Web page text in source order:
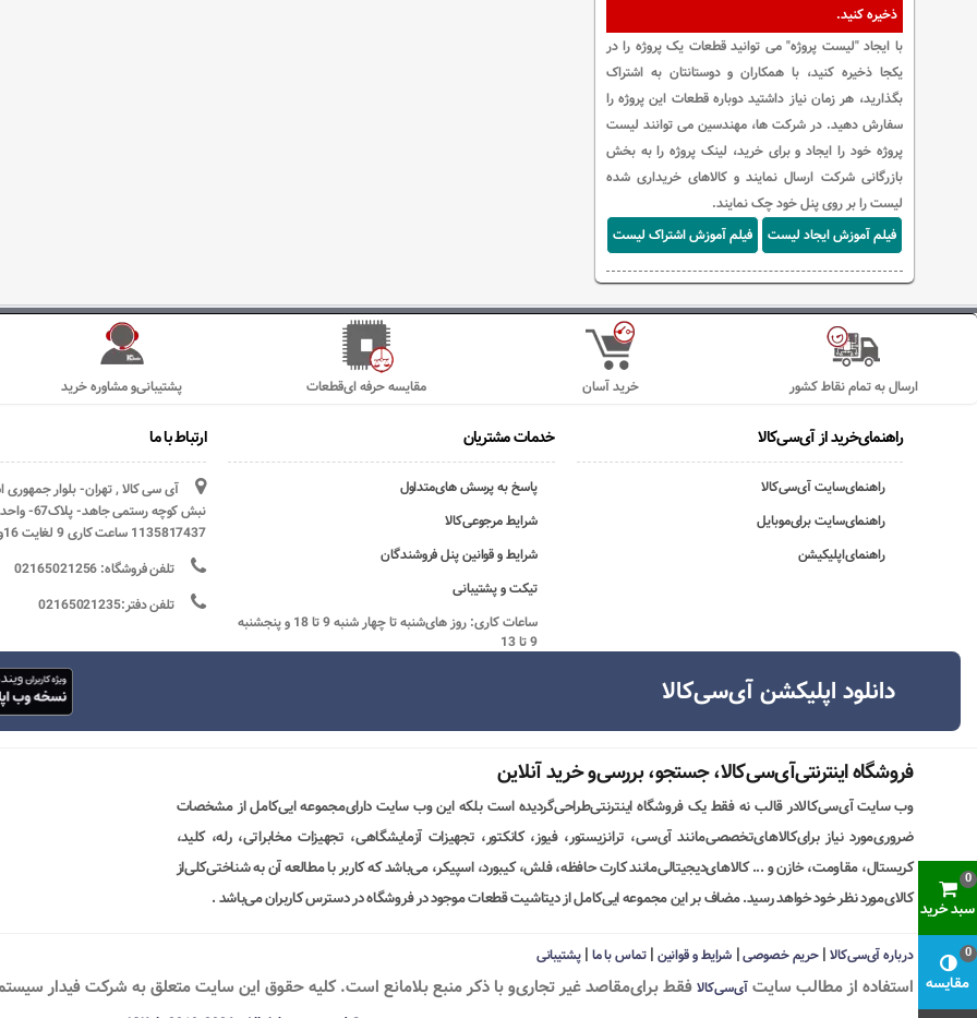
ذخیره کنید.
با ایجاد "لیست پروژه" می توانید قطعات یک پروژه را در
یکجا ذخیره کنید، با همکاران و دوستانتان به اشتراک
بگذارید، هر زمان نیاز داشتید دوباره قطعات این پروژه را
سفارش دهید. در شرکت ها، مهندسین می توانند لیست
پروژه خود را ایجاد و برای خرید، لینک پروژه را به بخش
بازرگانی شرکت ارسال نمایند و کالاهای خریداری شده
لیست را بر روی پنل خود چک نمایند.
فیلم آموزش ایجاد لیست
فیلم آموزش اشتراک لیست
پشتیبانی‌و مشاوره خرید مقایسه حرفه ای‌قطعات خرید آسان ارسال به تمام نقاط کشور
راهنمای‌خرید از آی‌سی‌کالا
راهنمای‌سایت آی‌سی‌کالا
راهنمای‌سایت برای‌موبایل
راهنمای‌اپلیکیشن
خدمات مشتریان
پاسخ به پرسش های‌متداول
شرایط مرجوعی‌کالا
شرایط و قوانین پنل فروشندگان
تیکت و پشتیبانی
ساعات کاری: روز های‌شنبه تا چهار شنبه 9 تا 18 و پنجشنبه
9 تا 13
ارتباط با ما
آی سی کالا , تهران- بلوار
1135817437 ساعت کاری 9 لغایت 16و پنج شنبه ها تعطیل
تلفن فروشگاه: 02165021256
تلفن دفتر:02165021235
دانلود اپلیکشن آی‌سی‌کالا
فروشگاه اینترنتی‌آی‌سی‌کالا، جستجو، بررسی‌و خرید آنلاین
وب سایت آی‌سی‌کالادر قالب نه فقط یک فروشگاه اینترنتی‌طراحی‌گردیده است بلکه این وب سایت دارای‌مجموعه ایی‌کامل از مشخصات
ضروری‌مورد نیاز برای‌کالاهای‌تخصصی‌مانند آی‌سی، ترانزیستور، فیوز، کانکتور، تجهیزات آزمایشگاهی، تجهیزات مخابراتی، رله، کلید،
کریستال، مقاومت، خازن و ... کالاهای‌دیجیتالی‌مانند کارت حافظه، فلش، کیبورد، اسپیکر، می‌باشد که کاربر با مطالعه آن به شناختی‌کلی‌از
کالای‌مورد نظر خود خواهد رسید. مضاف بر این مجموعه ایی‌کامل از دیتاشیت قطعات موجود در فروشگاه در دسترس کاربران می‌باشد .
درباره آی‌سی‌کالا| حریم خصوصی| شرایط و قوانین |تماس با ما |پشتیبانی
استفاده از مطالب سايتآی‌سی‌کالافقط برای‌مقاصد غیر تجاری‌و با ذکر منبع بلامانع است. کليه حقوق اين سايت متعلق به شرکت فیدار
سبد خرید
0
مقایسه
0